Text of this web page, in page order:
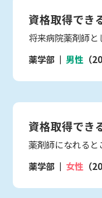
資格取得でき
将来病院薬剤師
薬学部
男性 （
資格取得でき
薬剤師になれると
薬学部
女性 （